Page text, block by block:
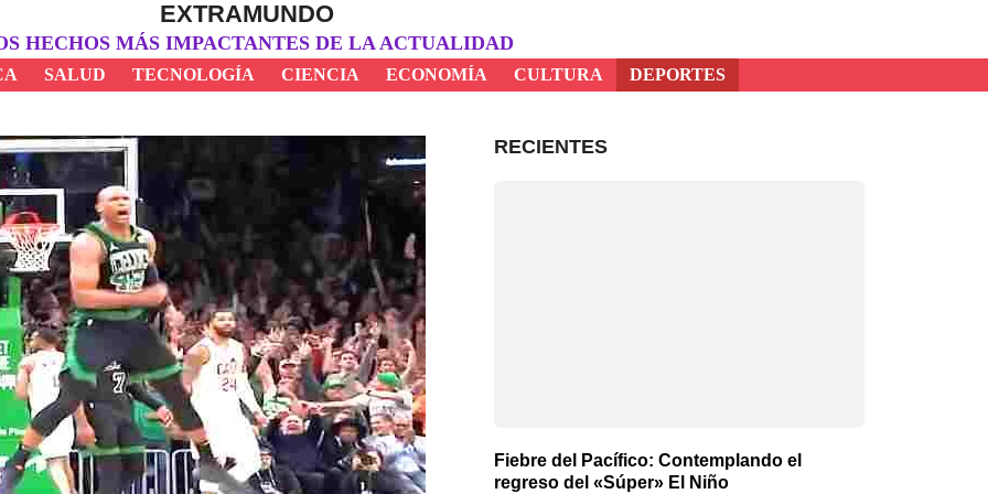
EXTRAMUNDO
HECHOS MÁS IMPACTANTES DE LA ACTUALIDAD
SALUD TECNOLOGÍA CIENCIA ECONOMÍA CULTURA DEPORTES
RECIENTES
Fiebre del Pacífico: Contemplando el
regreso del «Súper» El Niño